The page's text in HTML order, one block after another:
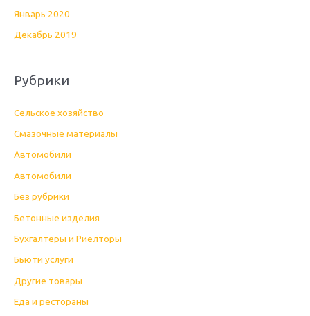
Январь 2020
Декабрь 2019
Рубрики
Cельское хозяйство
Cмазочные материалы
Автомобили
Автомобили
Без рубрики
Бетонные изделия
Бухгалтеры и Риелторы
Бьюти услуги
Другие товары
Еда и рестораны